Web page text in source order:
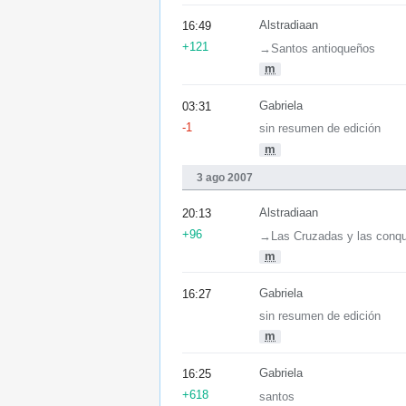
Alstradiaan
→‎Santos antioqueños
m
16:49
+121
Gabriela
sin resumen de edición
m
03:31
-1
3 ago 2007
Alstradiaan
→‎Las Cruzadas y las
m
20:13
+96
Gabriela
sin resumen de edición
m
16:27
Gabriela
santos
16:25
+618